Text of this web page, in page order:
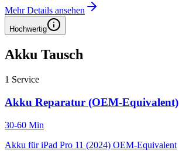
Mehr Details ansehen
Hochwertig
Akku Tausch
1 Service
Akku Reparatur (OEM-Equivalent)
30-60 Min
Akku für iPad Pro 11 (2024) OEM-Equivalent